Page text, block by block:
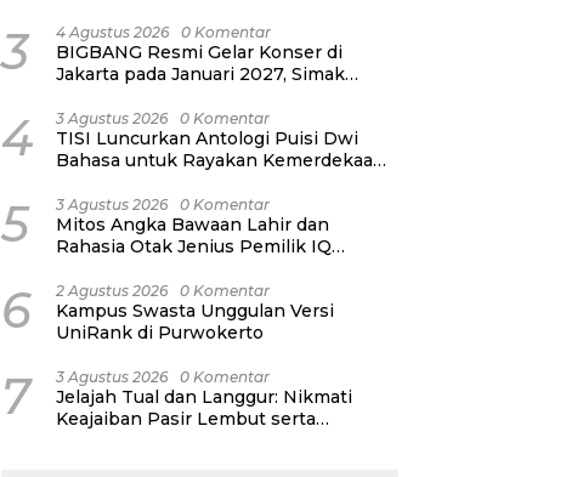
3 4 Agustus 2026 0 Komentar
BIGBANG Resmi Gelar Konser di
Jakarta pada Januari 2027, Simak
4 3 Agustus 2026 0 Komentar
TISI Luncurkan Antologi Puisi Dwi
Bahasa untuk Rayakan Kemerdekaan
5 3 Agustus 2026 0 Komentar
Mitos Angka Bawaan Lahir dan
Rahasia Otak Jenius Pemilik IQ
6 2 Agustus 2026 0 Komentar
Kampus Swasta Unggulan Versi
UniRank di Purwokerto
7 3 Agustus 2026 0 Komentar
Jelajah Tual dan Langgur: Nikmati
Keajaiban Pasir Lembut serta